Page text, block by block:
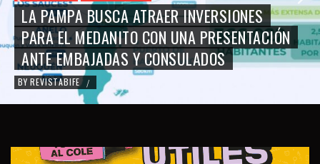
LA PAMPA BUSCA ATRAER INVERSIONES
PARA EL MEDANITO CON UNA PRESENTACIÓN
ANTE EMBAJADAS Y CONSULADOS
BY REVISTABIFE /